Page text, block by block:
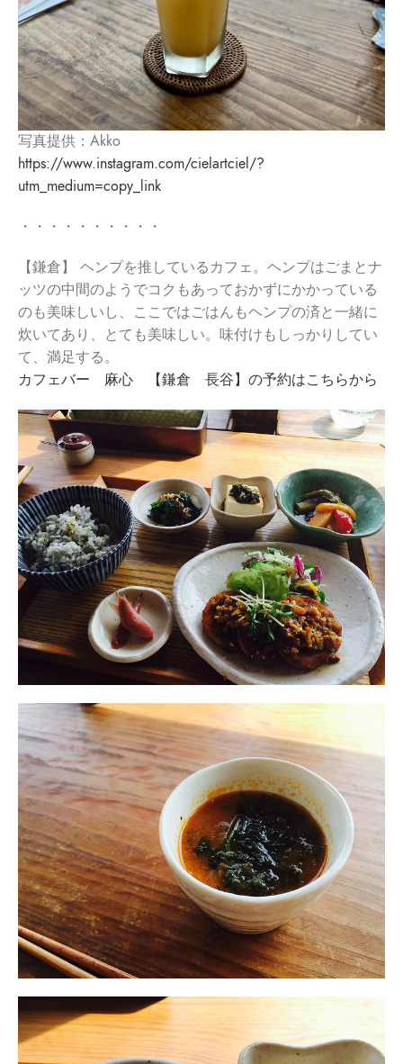
写真提供：Akko
https://www.instagram.com/cielartciel/?
utm_medium=copy_link
・・・・・・・・・・
【鎌倉】 ヘンプを推しているカフェ。ヘンプはごまとナ
ッツの中間のようでコクもあっておかずにかかっている
のも美味しいし、ここではごはんもヘンプの済と一緒に
炊いてあり、とても美味しい。味付けもしっかりしてい
て、満足する。
カフェバー 麻心 【鎌倉 長谷】の予約はこちらから